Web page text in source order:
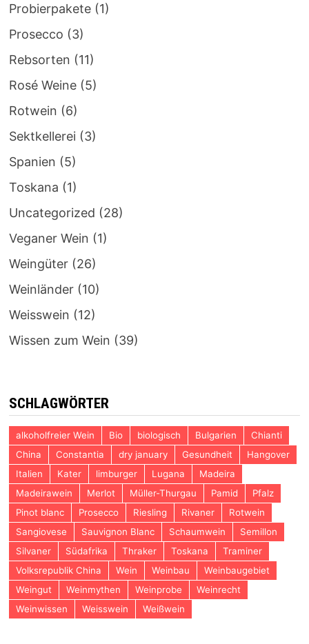
Probierpakete(1)
Prosecco (3)
Rebsorten (11)
Rosé Weine(5)
Rotwein (6)
Sektkellerei (3)
Spanien (5)
Toskana (1)
Uncategorized (28)
Veganer Wein (1)
Weingüter(26)
Weinländer(10)
Weisswein (12)
Wissen zum Wein (39)
SCHLAGWÖRTER
alkoholfreier Wein Bio biologisch Bulgarien
Chianti
China
Constantia dry january Gesundheit
Hangover
Italien
Kater limburger Lugana
Madeira
Madeirawein
Merlot Müller-Thurgau Pamid
Pfalz
Pinot blanc
Prosecco Riesling Rivaner
Rotwein
Sangiovese
Sauvignon Blanc Schaumwein
Semillon
Silvaner
Südafrika Thraker Toskana
Traminer
Volksrepublik China
Wein Weinbau
Weinbaugebiet
Weingut
Weinmythen Weinprobe
Weinrecht
Weinwissen
Weisswein Weißwein